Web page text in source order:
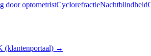
door optometristCyclorefractieNachtblindheid
(klantenportaal) →